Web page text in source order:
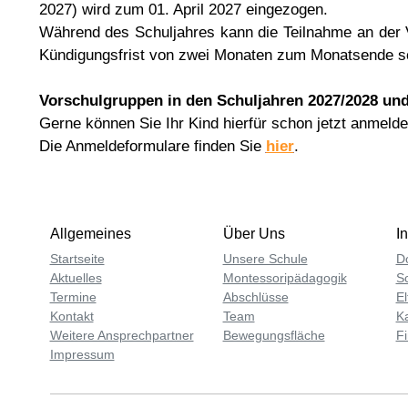
2027) wird zum 01. April 2027 eingezogen.
Während des Schuljahres kann die Teilnahme an
Kündigungsfrist von zwei Monaten zum Monatsende
Vorschulgruppen in den Schuljahren 2027/2028
Gerne können Sie Ihr Kind hierfür schon jetzt
Die Anmeldeformulare finden Sie hier.
Allgemeines
Startseite
Aktuelles
Termine
Kontakt
Weitere Ansprechpartner
Impressum
Über Uns
Unsere Schule
Montessoripädagogik
Abschlüsse
Team
Bewegungsfläche